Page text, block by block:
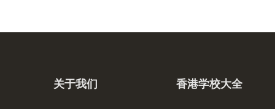
关于我们 香港学校大全